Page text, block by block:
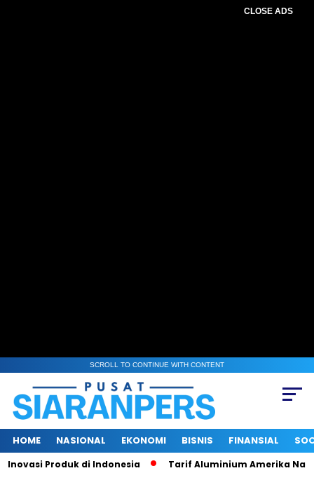
CLOSE ADS
SCROLL TO CONTINUE WITH CONTENT
HOME NASIONAL EKONOMI BISNIS FINANSIAL
Produk di Indonesia Tarif Aluminium Amerika Naik 50